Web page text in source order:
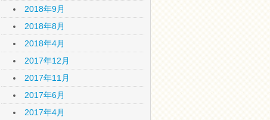
2018年9月
2018年8月
2018年4月
2017年12月
2017年11月
2017年6月
2017年4月